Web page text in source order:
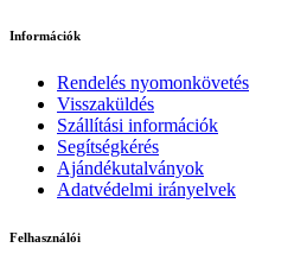
Információk
Rendelés nyomonkövetés
Visszaküldés
Szállítási információk
Segítségkérés
Ajándékutalványok
Adatvédelmi irányelvek
Felhasználói